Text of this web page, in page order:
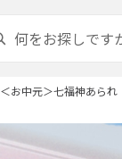
＜お中元＞七福神あられ